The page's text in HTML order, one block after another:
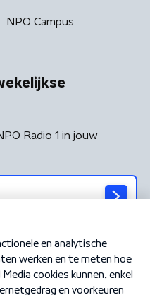
NPO Campus
Radio 1 in jouw